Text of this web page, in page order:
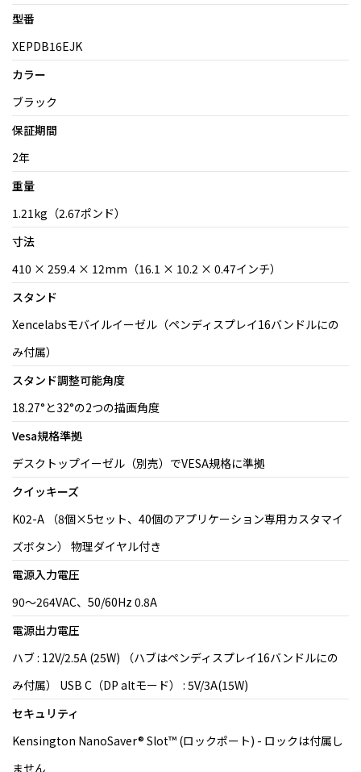
型番
XEPDB16EJK
カラー
ブラック
保証期間
2年
重量
1.21kg（2.67ポンド）
寸法
410 × 259.4 × 12mm（16.1 × 10.2 × 0.47インチ）
スタンド
Xencelabsモバイルイーゼル（ペンディスプレイ16バンドルにの
み付属）
スタンド調整可能角度
18.27°と32°の2つの描画角度
Vesa規格準拠
デスクトップイーゼル（別売）でVESA規格に準拠
クイッキーズ
K02-A （8個×5セット、40個のアプリケーション専用カスタマイ
ズボタン） 物理ダイヤル付き
電源入力電圧
90～264VAC、50/60Hz 0.8A
電源出力電圧
ハブ : 12V/2.5A (25W) （ハブはペンディスプレイ16バンドルにの
み付属） USB C（DP altモード） : 5V/3A(15W)
セキュリティ
Kensington NanoSaver® Slot™ (ロックポート) - ロックは付属し
ません